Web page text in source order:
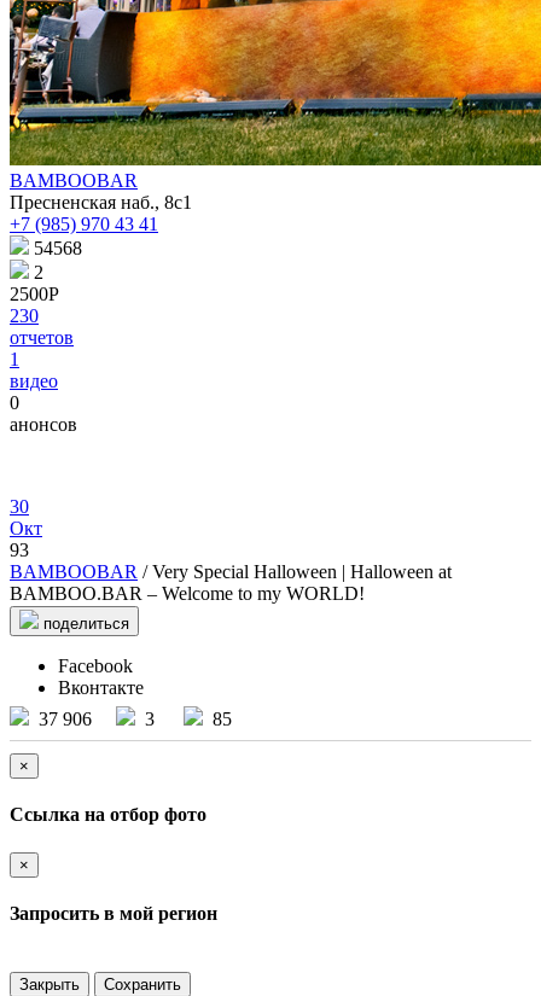
BAMBOOBAR
Пресненская наб., 8с1
+7 (985) 970 43 41
54568
2
2500Р
230
отчетов
1
видео
0
анонсов
30
Окт
93
BAMBOOBAR / Very Special Halloween | Halloween at
BAMBOO.BAR – Welcome to my WORLD!
поделиться
Facebook
Вконтакте
37 906
3 85
×
Ссылка на отбор фото
×
Запросить в мой регион
Закрыть Сохранить